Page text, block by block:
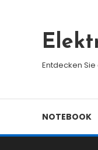
Entdecken
NOTEBOOK